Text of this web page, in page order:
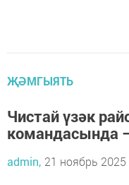
ҖӘМГЫЯТЬ
Чистай үзәк
командасында
admin, 21 ноябрь 2025